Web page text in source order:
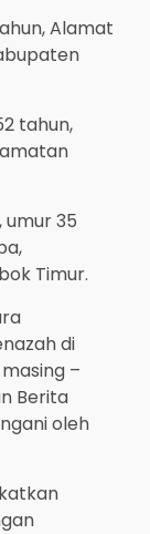
Alamat
tahun,
umur 35
Timur.
di
–
Berita
oleh